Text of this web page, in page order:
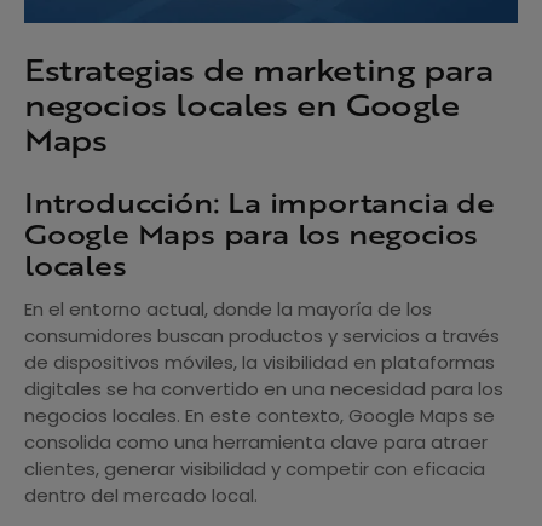
Estrategias de marketing para
negocios locales en Google
Maps
Introducción: La importancia de
Google Maps para los negocios
locales
En el entorno actual, donde la mayoría de los
consumidores buscan productos y servicios a través
de dispositivos móviles, la visibilidad en plataformas
digitales se ha convertido en una necesidad para los
negocios locales. En este contexto, Google Maps se
consolida como una herramienta clave para atraer
clientes, generar visibilidad y competir con eficacia
dentro del mercado local.